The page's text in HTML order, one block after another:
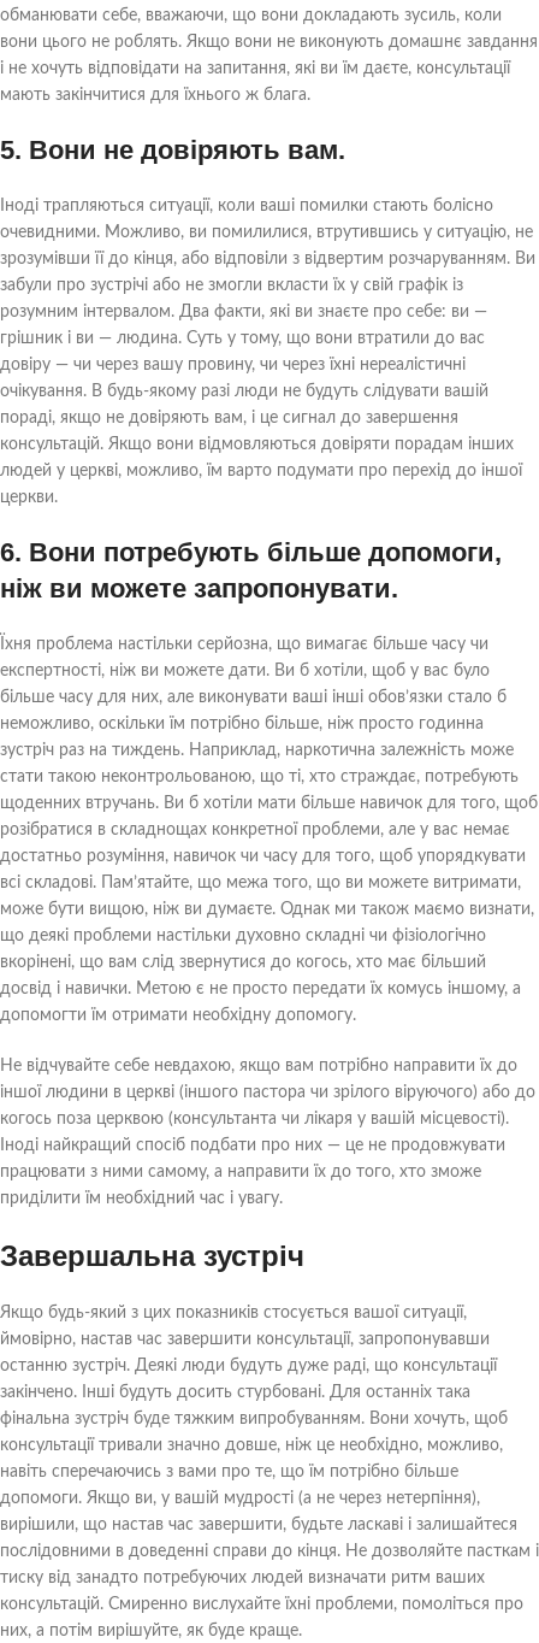
обманювати себе, вважаючи, що вони докладають зусиль, коли
вони цього не роблять. Якщо вони не виконують домашнє завдання
і не хочуть відповідати на запитання, які ви їм даєте, консультації
мають закінчитися для їхнього ж блага.
5. Вони не довіряють вам.
Іноді трапляються ситуації, коли ваші помилки стають болісно
очевидними. Можливо, ви помилилися, втрутившись у ситуацію, не
зрозумівши її до кінця, або відповіли з відвертим розчаруванням. Ви
забули про зустрічі або не змогли вкласти їх у свій графік із
розумним інтервалом. Два факти, які ви знаєте про себе: ви —
грішник і ви — людина. Суть у тому, що вони втратили до вас
довіру — чи через вашу провину, чи через їхні нереалістичні
очікування. В будь-якому разі люди не будуть слідувати вашій
пораді, якщо не довіряють вам, і це сигнал до завершення
консультацій. Якщо вони відмовляються довіряти порадам інших
людей у церкві, можливо, їм варто подумати про перехід до іншої
церкви.
6. Вони потребують більше допомоги,
ніж ви можете запропонувати.
Їхня проблема настільки серйозна, що вимагає більше часу чи
експертності, ніж ви можете дати. Ви б хотіли, щоб у вас було
більше часу для них, але виконувати ваші інші обов’язки стало б
неможливо, оскільки їм потрібно більше, ніж просто годинна
зустріч раз на тиждень. Наприклад, наркотична залежність може
стати такою неконтрольованою, що ті, хто страждає, потребують
щоденних втручань. Ви б хотіли мати більше навичок для того, щоб
розібратися в складнощах конкретної проблеми, але у вас немає
достатньо розуміння, навичок чи часу для того, щоб упорядкувати
всі складові. Пам’ятайте, що межа того, що ви можете витримати,
може бути вищою, ніж ви думаєте. Однак ми також маємо визнати,
що деякі проблеми настільки духовно складні чи фізіологічно
вкорінені, що вам слід звернутися до когось, хто має більший
досвід і навички. Метою є не просто передати їх комусь іншому, а
допомогти їм отримати необхідну допомогу.
Не відчувайте себе невдахою, якщо вам потрібно направити їх до
іншої людини в церкві (іншого пастора чи зрілого віруючого) або до
когось поза церквою (консультанта чи лікаря у вашій місцевості).
Іноді найкращий спосіб подбати про них — це не продовжувати
працювати з ними самому, а направити їх до того, хто зможе
приділити їм необхідний час і увагу.
Завершальна зустріч
Якщо будь-який з цих показників стосується вашої ситуації,
ймовірно, настав час завершити консультації, запропонувавши
останню зустріч. Деякі люди будуть дуже раді, що консультації
закінчено. Інші будуть досить стурбовані. Для останніх така
фінальна зустріч буде тяжким випробуванням. Вони хочуть, щоб
консультації тривали значно довше, ніж це необхідно, можливо,
навіть сперечаючись з вами про те, що їм потрібно більше
допомоги. Якщо ви, у вашій мудрості (а не через нетерпіння),
вирішили, що настав час завершити, будьте ласкаві і залишайтеся
послідовними в доведенні справи до кінця. Не дозволяйте пасткам і
тиску від занадто потребуючих людей визначати ритм ваших
консультацій. Смиренно вислухайте їхні проблеми, помоліться про
них, а потім вирішуйте, як буде краще.